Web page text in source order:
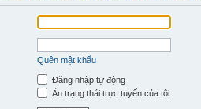
Quên mật khẩu
Đăng nhập tự động
Ẩn trạng thái trực tuyến của tôi